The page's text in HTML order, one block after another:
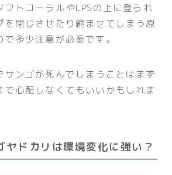
フトコーラルやLPSの上に登られ
を閉じさせたり縮ませてしまう原
多少注意が必要です。
サンゴが死んでしまうことはまず
で心配しなくてもいいかもしれま
ヤドカリは環境変化に強い？